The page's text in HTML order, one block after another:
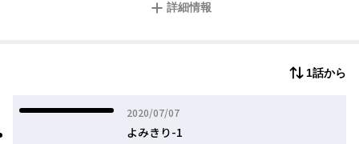
詳細情報
1話から
2020/07/07
2020年07月07日
よみきり-1